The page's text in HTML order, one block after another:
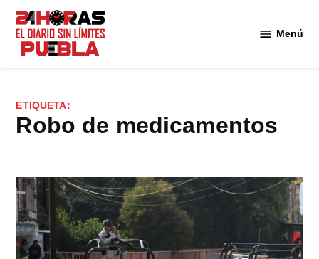
Saltar
contenido
Menú
ETIQUETA:
robo de medicamentos